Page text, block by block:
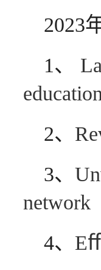
2023
1、
education
2、
3、
network
4、